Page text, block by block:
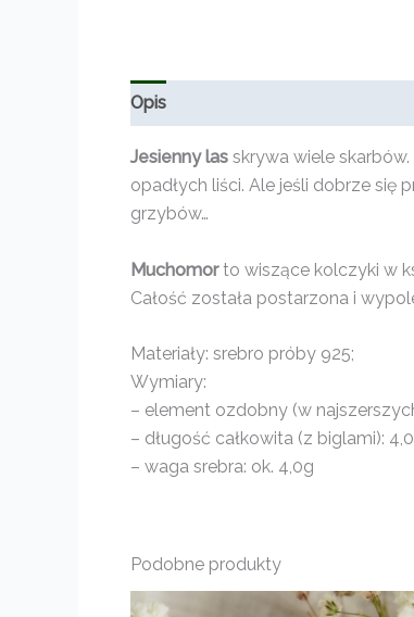
Opis
Jesienny las skrywa wiele
opadłych liści. Ale jeśli dobrze się
grzybów…
Muchomorto wiszące kolczyki w
Całość została postarzona i
Materiały: srebro próby 925;
Wymiary:
– element ozdobny (w
– długość całkowita (z biglami):
– waga srebra: ok. 4,0g
Podobne produkty